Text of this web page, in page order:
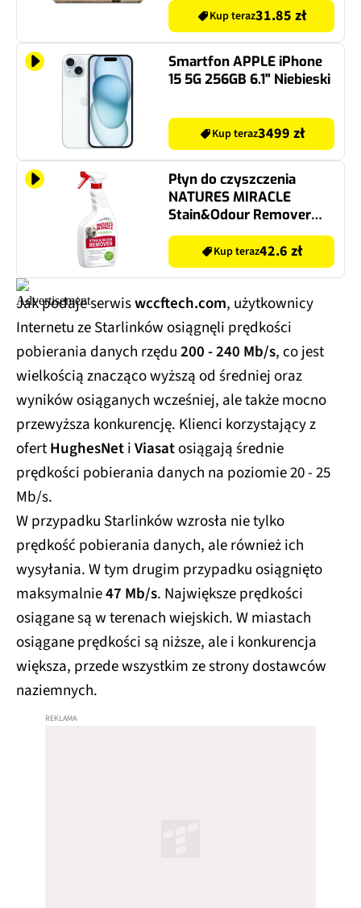
Kup teraz31.85 zł
Smartfon APPLE iPhone
15 5G 256GB 6.1" Niebieski
Kup teraz3499 zł
Płyn do czyszczenia
NATURES MIRACLE
Stain&Odour Remover
Kup teraz42.6 zł
Jak podaje serwiswccftech.com , użytkownicy
Internetu ze Starlinków osiągnęli prędkości
pobierania danych rzędu200 - 240 Mb/s , co jest
wielkością znacząco wyższą od średniej oraz
wyników osiąganych wcześniej, ale także mocno
przewyższa konkurencję. Klienci korzystający z
ofertHughesNetiViasatosiągają średnie
prędkości pobierania danych na poziomie 20 - 25
Mb/s.
W przypadku Starlinków wzrosła nie tylko
prędkość pobierania danych, ale również ich
wysyłania. W tym drugim przypadku osiągnięto
maksymalnie47 Mb/s . Największe prędkości
osiągane są w terenach wiejskich. W miastach
osiągane prędkości są niższe, ale i konkurencja
większa, przede wszystkim ze strony dostawców
naziemnych.